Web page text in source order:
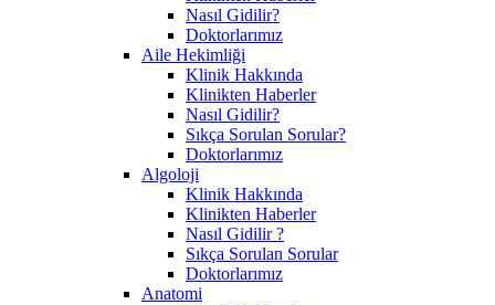
Nasıl Gidilir?
Doktorlarımız
Aile Hekimliği
Klinik Hakkında
Klinikten Haberler
Nasıl Gidilir?
Sıkça Sorulan Sorular?
Doktorlarımız
Algoloji
Klinik Hakkında
Klinikten Haberler
Nasıl Gidilir ?
Sıkça Sorulan Sorular
Doktorlarımız
Anatomi